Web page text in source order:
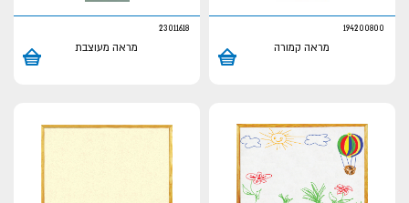
194200800
מראה קמורה
23011618
מראה מעוצבת